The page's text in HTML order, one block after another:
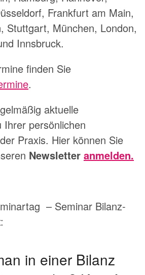
Frankfurt am Main,
Stuttgart, München, London,
Innsbruck.
finden Sie
.
aktuelle
Ihrer persönlichen
Praxis. Hier können Sie
Newsletter anmelden.
– Seminar Bilanz-
in einer Bilanz